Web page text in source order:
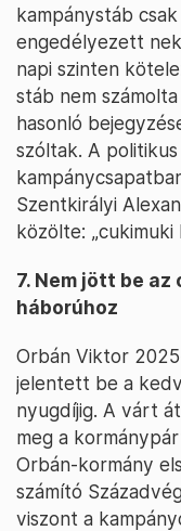
kampánystáb
engedélyezett
napi szinten
stáb nem
hasonló
szóltak. A
Szentkirályi
közölte: „cukimuki
7. Nem jött be
háborúhoz
Orbán Viktor
jelentett be a
nyugdíjig. A várt
meg a
Orbán-kormány
számító
viszont a